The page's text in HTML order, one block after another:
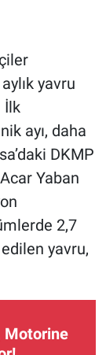
yavru
İlk
ayı, daha
DKMP
Yaban
2,7
yavru,
Motorine